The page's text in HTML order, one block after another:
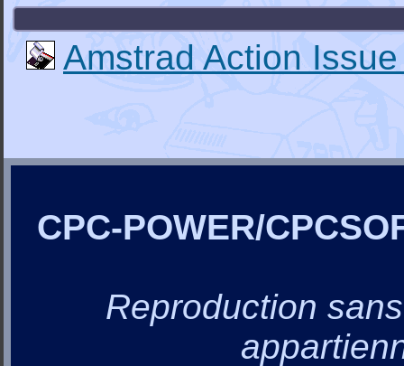
Amstrad Action
CPC-POWER/
Reproduction